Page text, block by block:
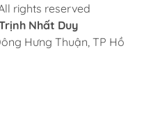
rights reserved
Nhất Duy
Hưng Thuận, TP Hồ